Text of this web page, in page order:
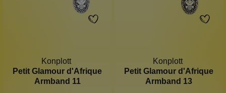
Konplott
Petit Glamour d'Afrique
Armband 11
Konplott
Petit Glamour d'Afrique
Armband 13